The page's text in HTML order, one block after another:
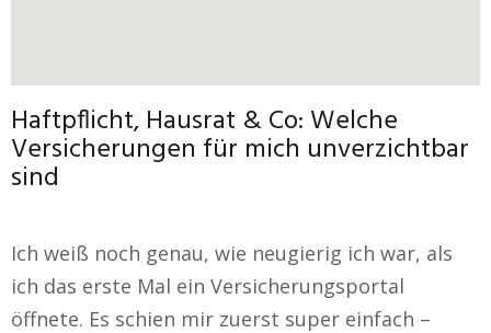
Haftpflicht, Hausrat & Co: Welche
Versicherungen für mich unverzichtbar
sind
Ich weiß noch genau, wie neugierig ich war, als
ich das erste Mal ein Versicherungsportal
öffnete. Es schien mir zuerst super einfach –